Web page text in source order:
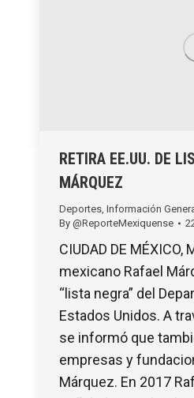
RETIRA EE.UU. DE
MÁRQUEZ
Deportes Información
By @ReporteMexiquense
CIUDAD DE
mexicano Rafael
“lista negra” del
Estados Unidos. A
se informó que
empresas y
Márquez. En 2017